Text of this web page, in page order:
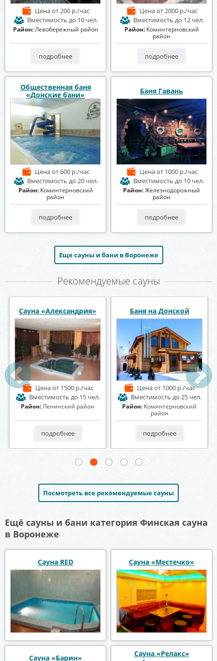
Ценаот 200 р./час
Вместимость до 10 чел.
Район:Левобережный район
подробнее
Ценаот 2000 р./час
Вместимость до 12 чел.
Район: Коминтерновский
район
подробнее
Общественная баня
«Донские бани»
Ценаот 600 р./час
Вместимость до 20 чел.
Район: Коминтерновский
район
подробнее
Баня Гавань
Ценаот 1000 р./час
Вместимость до 10 чел.
Район:Железнодорожный
район
подробнее
Еще сауны и бани в Воронеже
Рекомендуемые сауны
Сауна «Афалина»
Ценаот 1300 р./час
Вместимость до 15 чел.
Район:Ленинский район
подробнее
Сауна Восточная сказка
Ценаот 2500 р./час
Вместимостьдо 8 чел.
Район:Левобережный район
подробнее
Посмотреть все рекомендуемые сауны
Ещё сауны и бани категория Финская сауна
в Воронеже
Сауна RED Сауна «Местечко»
Сауна «Барин»
Сауна «Релакс»